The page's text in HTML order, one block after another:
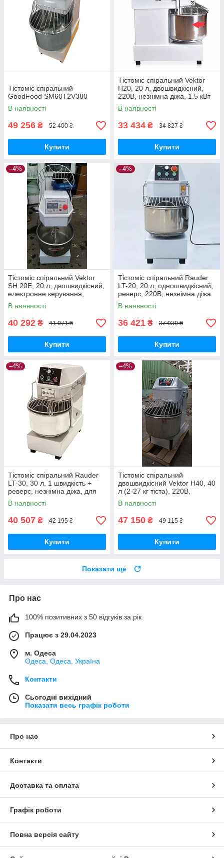
Тістоміс спіральний
GoodFood SM60T2V380
В наявності
49 256 ₴ 52 400 ₴
Купити
Тістоміс спіральний Vektor
H20, 20 л, двошвидкісний,
220В, незнімна діжа, 1.5 кВт
В наявності
33 434 ₴ 34 827 ₴
Купити
–4%
Тістоміс спіральний Vektor
SH 20E, 20 л, двошвидкісний,
електронне керування,
220В/380В
В наявності
40 292 ₴ 41 971 ₴
Купити
–4%
Тістоміс спіральний Rauder
LT-20, 20 л, одношвидкісний,
реверс, 220В, незнімна діжа
В наявності
36 421 ₴ 37 939 ₴
Купити
–4%
Тістоміс спіральний Rauder
LT-30, 30 л, 1 швидкість +
реверс, незнімна діжа, для
дріжджового тіста
В наявності
40 507 ₴ 42 195 ₴
Купити
–4%
Тістоміс спіральний
двошвидкісний Vektor H40, 40
л (2-27 кг тіста), 220В,
нержавіюча сталь
В наявності
47 150 ₴ 49 115 ₴
Купити
Показати ще
Про нас
100% позитивних з 50 відгуків за рік
Працює з 29.04.2023
м. Одеса
Одеса, Одеса, Україна
Контакти
Сьогодні вихідний
Показати весь графік роботи
Про нас
Контакти
Доставка та оплата
Графік роботи
Повна версія сайту